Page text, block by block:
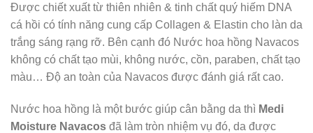
Được chiết xuất từ thiên nhiên & tinh chất quý hiếm DNA
cá hồi có tính năng cung cấp Collagen & Elastin cho làn da
trắng sáng rạng rỡ. Bên cạnh đó Nước hoa hồng Navacos
không có chất tạo mùi, không nước, cồn, paraben, chất tạo
màu… Độ an toàn của Navacos được đánh giá rất cao.
Nước hoa hồng là một bước giúp cân bằng da thì Medi
Moisture Navacos đã làm tròn nhiệm vụ đó, da được